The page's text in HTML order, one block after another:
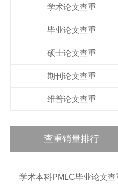
学术论文查重
毕业论文查重
硕士论文查重
期刊论文查重
维普论文查重
查重销量排行
学术本科PMLC毕业论文查